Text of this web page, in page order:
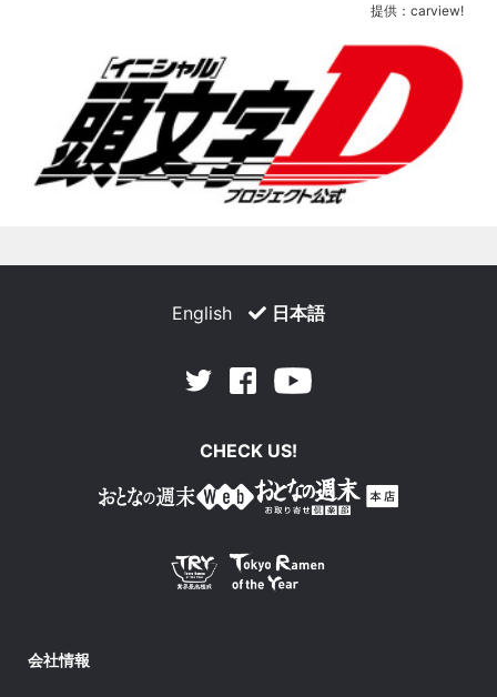
提供：carview!
English 日本語
Twitter Facebook
CHECK US!
会社情報